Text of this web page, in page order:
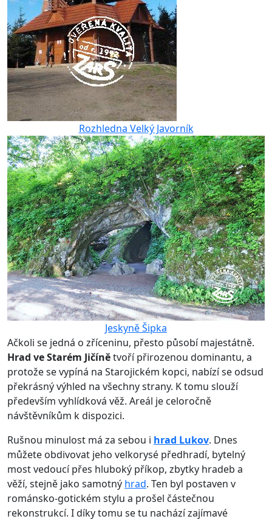
Rozhledna Velký Javorník
Jeskyně Šipka
Ačkoli se jedná o zříceninu, přesto působí majestátně.
Hrad ve Starém Jičínětvoří přirozenou dominantu, a
protože se vypíná na Starojickém kopci, nabízí se odsud
překrásný výhled na všechny strany. K tomu slouží
především vyhlídková věž. Areál je celoročně
návštěvníkům k dispozici.
Rušnou minulost má za sebou i hrad Lukov. Dnes
můžete obdivovat jeho velkorysé předhradí, bytelný
most vedoucí přes hluboký příkop, zbytky hradeb a
věží, stejně jako samotný hrad. Ten byl postaven v
románsko-gotickém stylu a prošel částečnou
rekonstrukcí. I díky tomu se tu nachází zajímavé